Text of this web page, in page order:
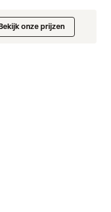
onze prijzen